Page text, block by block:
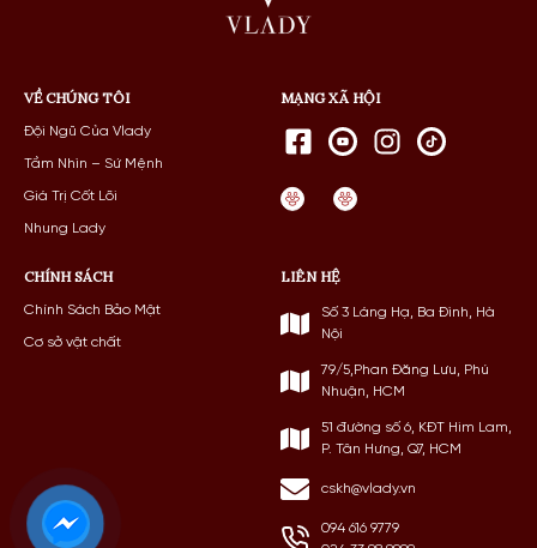
VỀ CHÚNG TÔI
Đội Ngũ Của Vlady
Tầm Nhìn – Sứ Mệnh
Giá Trị Cốt Lõi
Nhung Lady
CHÍNH SÁCH
Chính Sách Bảo Mật
Cơ sở vật chất
LIÊN HỆ
Số 3 Láng Hạ, Ba Đình, Hà
Nội
79/5,Phan Đăng Lưu, Phú
Nhuận, HCM
51 đường số 6, KĐT Him Lam,
P. Tân Hưng, Q7, HCM
cskh@vlady.vn
094 616 9779
MẠNG XÃ HỘI